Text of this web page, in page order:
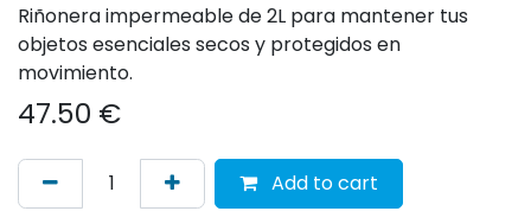
Riñonera impermeable de 2L para mantener tus
objetos esenciales secos y protegidos en
movimiento.
47.50 €
Add to cart